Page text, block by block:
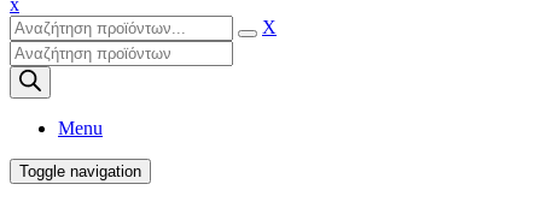
x
X
Products
search
Menu
Toggle navigation